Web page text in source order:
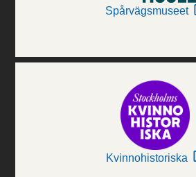
Spårvägsmuseet
Kvinnohistoriska